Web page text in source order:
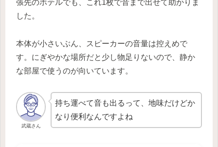
張先のホテルでも、これ1枚で音まで出せて助かりま
した。
本体が小さいぶん、スピーカーの音量は控えめで
す。にぎやかな場所だと少し物足りないので、静か
な部屋で使うのが向いています。
武蔵さん
持ち運べて音も出るって、地味だけどか
なり便利なんですよね